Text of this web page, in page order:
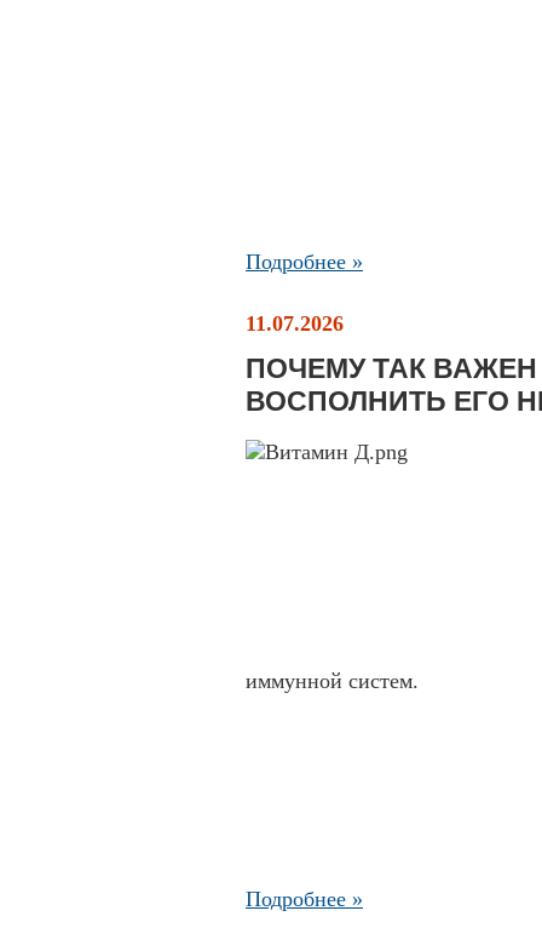
Подробнее »
11.07.2026
ПОЧЕМУ ТАК
ВОСПОЛНИТЬ ЕГО
иммунной систем.
Подробнее »